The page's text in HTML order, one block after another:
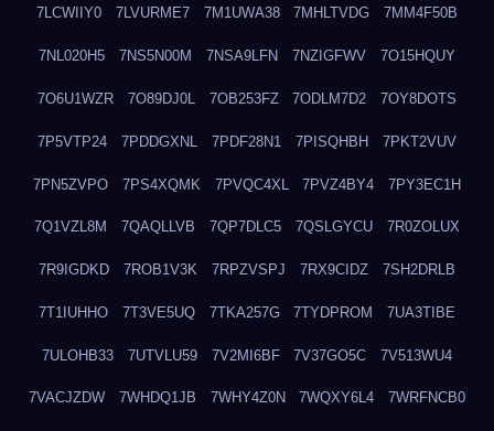
7LCWIIY0 7LVURME7 7M1UWA38 7MHLTVDG 7MM4F50B
7NL020H5 7NS5N00M 7NSA9LFN 7NZIGFWV 7O15HQUY
7O6U1WZR 7O89DJ0L 7OB253FZ 7ODLM7D2 7OY8DOTS
7P5VTP24 7PDDGXNL 7PDF28N1 7PISQHBH 7PKT2VUV
7PN5ZVPO 7PS4XQMK 7PVQC4XL 7PVZ4BY4 7PY3EC1H
7Q1VZL8M 7QAQLLVB 7QP7DLC5 7QSLGYCU 7R0ZOLUX
7R9IGDKD 7ROB1V3K 7RPZVSPJ 7RX9CIDZ 7SH2DRLB
7T1IUHHO 7T3VE5UQ 7TKA257G 7TYDPROM 7UA3TIBE
7ULOHB33 7UTVLU59 7V2MI6BF 7V37GO5C 7V513WU4
7VACJZDW 7WHDQ1JB 7WHY4Z0N 7WQXY6L4 7WRFNCB0